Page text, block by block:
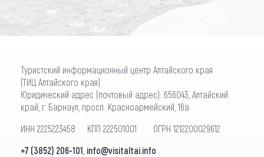
Туристский информационный центр Алтайского края
(ТИЦ Алтайского края)
Юридический адрес (почтовый адрес): 656043, Алтайский
край, г. Барнаул, просп. Красноармейский, 16а
ИНН 2225223458 КПП 222501001 ОГРН 1212200029612
+7 (3852) 206-101 info@visitaltai.info